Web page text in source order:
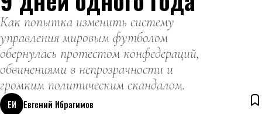
Как попытка изменить систему
управления мировым футболом
обернулась протестом конфедераций,
обвинениями в непрозрачности и
громким политическим скандалом.
ЕИ
Евгений Ибрагимов